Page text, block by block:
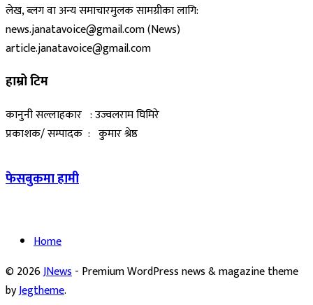
लेख, ब्लग वा अन्य समाचारमुलक सामग्रीका लागि:
news.janatavoice@gmail.com (News)
article.janatavoice@gmail.com
हाम्रो टिम
कानुनी सल्लाहकार : उज्वलराम घिमिरे
प्रकाशक/ सम्पादक : कुमार श्रेष्ठ
फेसबुकमा हामी
Home
© 2026JNews- Premium WordPress news & magazine theme
byJegtheme.